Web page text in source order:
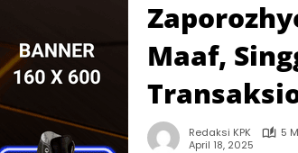
Maaf,
Redaksi KPK
5
April 18, 2025